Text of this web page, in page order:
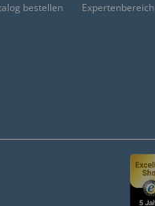
bestellen Expertenbereich